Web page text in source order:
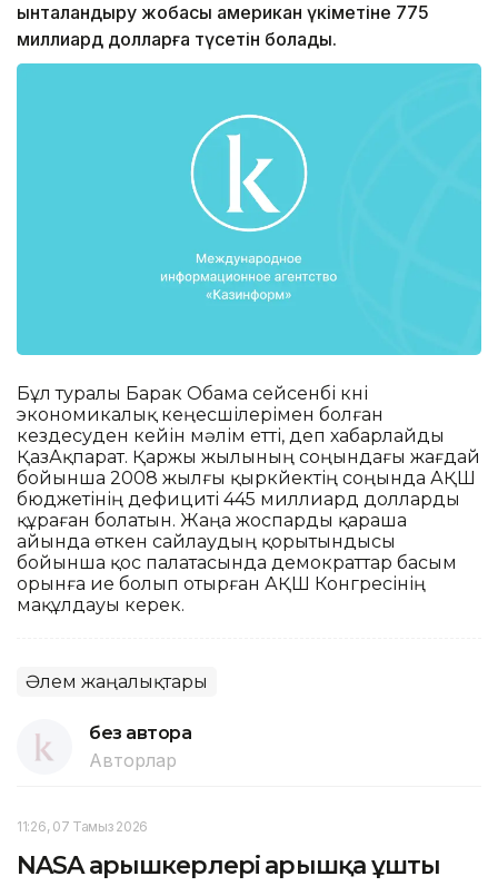
ынталандыру жобасы американ үкіметіне 775
миллиард долларға түсетін болады.
Бұл туралы Барак Обама сейсенбі күні
экономикалық кеңесшілерімен болған
кездесуден кейін мәлім етті, деп хабарлайды
ҚазАқпарат. Қаржы жылының соңындағы жағдай
бойынша 2008 жылғы қыркүйектің соңында АҚШ
бюджетінің дефициті 445 миллиард долларды
құраған болатын. Жаңа жоспарды қараша
айында өткен сайлаудың қорытындысы
бойынша қос палатасында демократтар басым
орынға ие болып отырған АҚШ Конгресінің
мақұлдауы керек.
Әлем жаңалықтары
без автора
Авторлар
11:26, 07 Тамыз 2026
NASA ғарышкерлері ғарышқа ұшты